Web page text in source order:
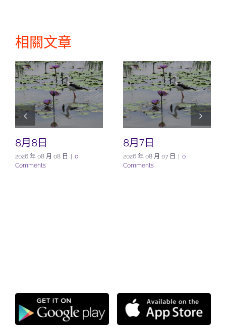
相關文章
8月8日
2026 年 08 月 08 日 | 0
Comments
8月7日
2026 年 08 月 07 日 | 0
Comments